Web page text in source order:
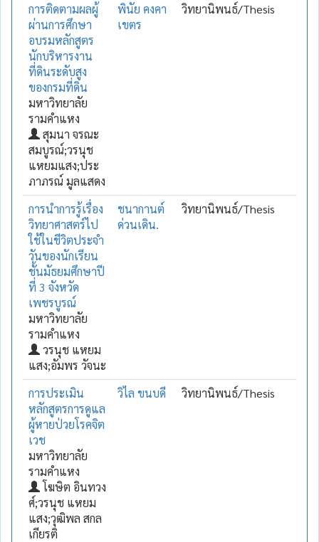
การติดตามผลผู้
ผ่านการศึกษา
อบรมหลักสูตร
นักบริหารงาน
ที่ดินระดับสูง
ของกรมที่ดิน
มหาวิทยาลัย
รามคำแหง
สุมนา จรณะ
สมบูรณ์;วรนุช
แหยมแสง;ประ
ภาภรณ์ มูลแสดง
พินัย คงคา
เขตร
วิทยานิพนธ์/Thesis
การนำการรู้เรื่อง
วิทยาศาสตร์ไป
ใช้ในชีวิตประจำ
วันของนักเรียน
ชั้นมัธยมศึกษาปี
ที่ 3 จังหวัด
เพชรบูรณ์
มหาวิทยาลัย
รามคำแหง
วรนุช แหยม
แสง;อัมพร วัจนะ
ชนากานต์
ด่วนเดิน.
วิทยานิพนธ์/Thesis
การประเมิน
หลักสูตรการดูแล
ผู้หายป่วยโรคจิต
เวช
มหาวิทยาลัย
รามคำแหง
โฆษิต อินทวง
ศ์;วรนุช แหยม
แสง;วุฒิพล สกล
เกียรติ
วิไล ขนบดี วิทยานิพนธ์/Thesis